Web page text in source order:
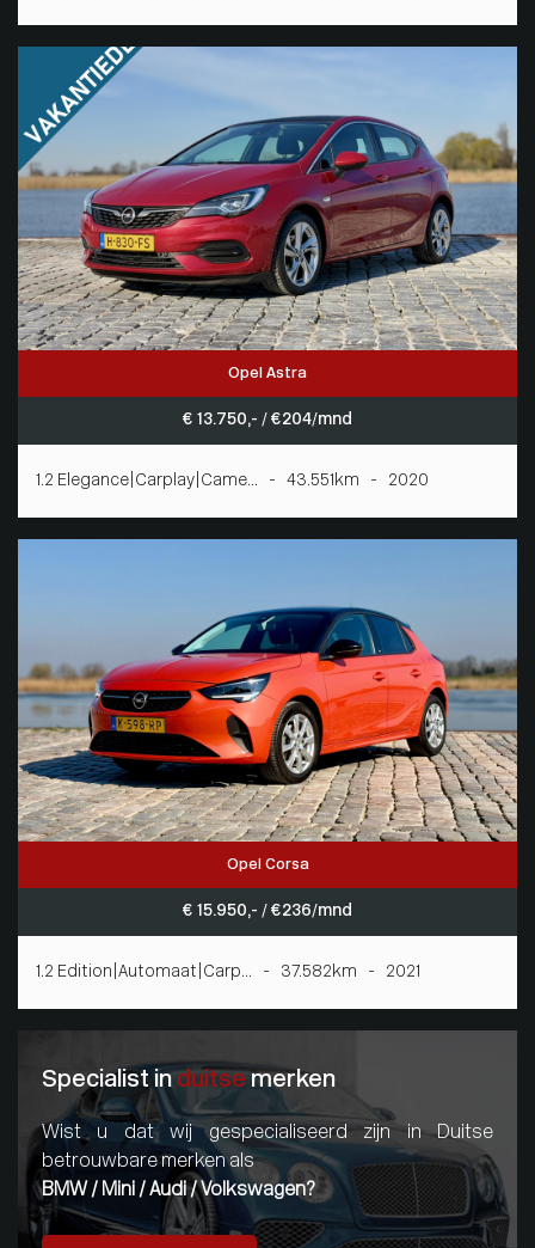
Opel Astra
€ 13.750,- / € 204/mnd
1.2 Elegance|Carplay|Came... - 43.551km - 2020
Opel Corsa
€ 15.950,- / € 236/mnd
1.2 Edition|Automaat|Carp... - 37.582km - 2021
Specialist in duitsemerken
Wist u dat wij gespecialiseerd zijn in Duitse
betrouwbare merken als
BMW / Mini / Audi / Volkswagen?